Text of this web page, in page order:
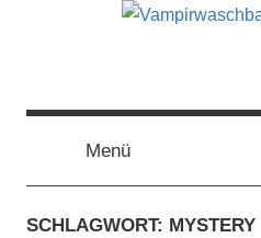
Wahnsinn
mein
Menü
SCHLAGWORT: MYSTERY